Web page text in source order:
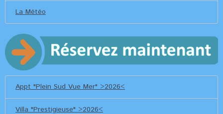
La Météo
Appt "Plein Sud Vue Mer" >2026<
Villa "Prestigieuse" >2026<